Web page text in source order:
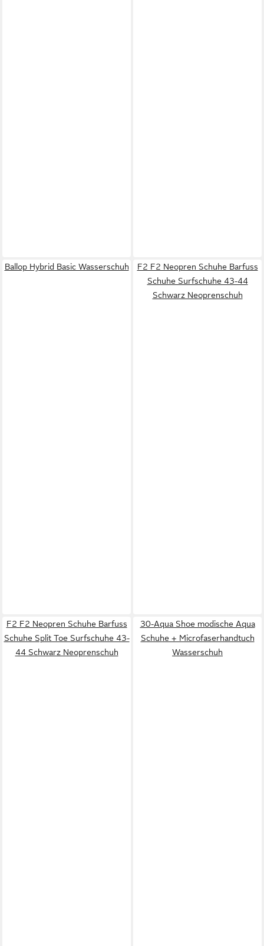
Ballop Hybrid Basic Wasserschuh
F2 F2 Neopren Schuhe Barfuss
Schuhe Surfschuhe 43-44
Schwarz Neoprenschuh
F2 F2 Neopren Schuhe Barfuss
Schuhe Split Toe Surfschuhe 43-
44 Schwarz Neoprenschuh
30-Aqua Shoe modische Aqua
Schuhe + Microfaserhandtuch
Wasserschuh